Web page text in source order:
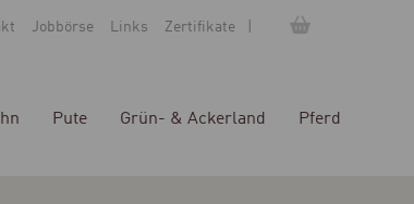
Pute Grün- & Ackerland Pferd
Jobbörse Links Zertifikate